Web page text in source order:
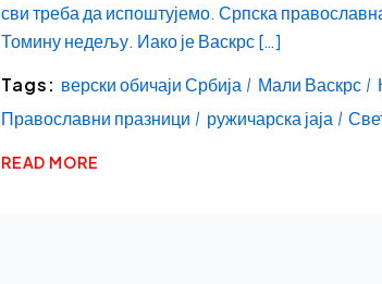
сви треба да испоштујемо. Српска
Томину недељу. Иако је Васкрс […]
Tags: верски обичаји Србија Мали Васкрс
Православни празници
ружичарска јаја
READ MORE